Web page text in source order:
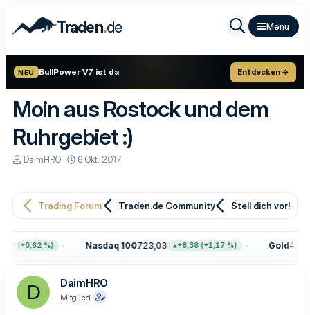
Traden.de
NEU BullPower V7 ist da Entdecken →
Moin aus Rostock und dem
Ruhrgebiet :)
E
e
r
DaimHRO
E
e
m
6 Okt. 2017
Trading Forum Traden.de Community Stell dich vor!
(+0,62 %) Nasdaq 100723,03 +8,38 (+1,17 %) Gold
D DaimHRO
Mitglied